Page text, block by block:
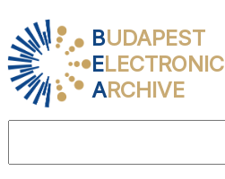
BUDAPEST
ELECTRONIC
ARCHIVE